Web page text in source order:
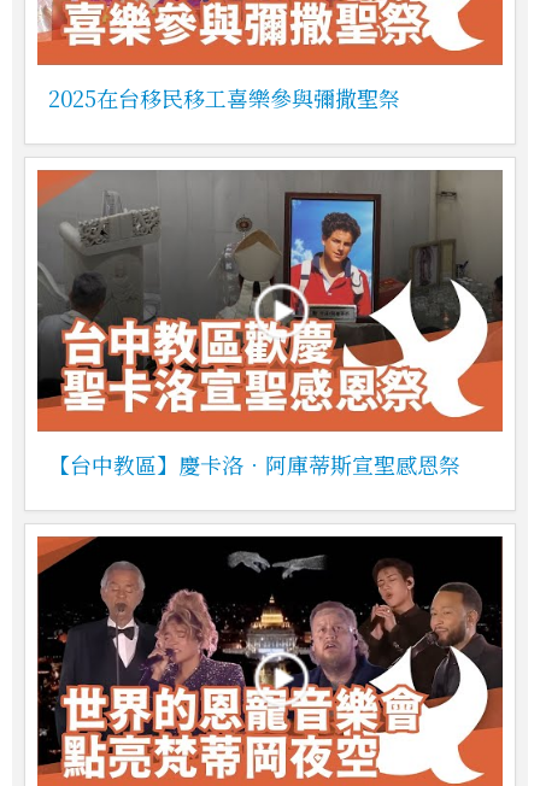
2025在台移民移工喜樂參與彌撒聖祭
【台中教區】慶卡洛．阿庫蒂斯宣聖感恩祭